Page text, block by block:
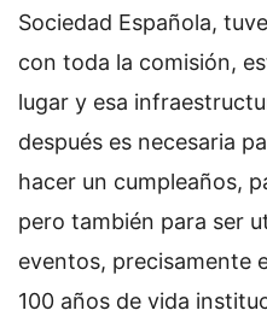
Sociedad Española,
con toda la comisión,
lugar y esa
después es necesaria
hacer un cumpleaños,
pero también para ser
eventos, precisamente
100 años de vida